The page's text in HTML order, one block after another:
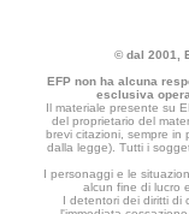
© dal 2001,
EFP non ha alcuna
esclusiva
Il materiale presente su
del proprietario del
brevi citazioni, sempre in
dalla legge). Tutti i
I personaggi e le
alcun fine di lucro
I detentori dei diritti di